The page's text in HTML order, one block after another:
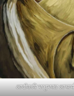
आदीकवि भानुभक्त आचार्य